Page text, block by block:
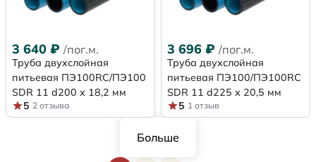
3 640 ₽ /пог.м.
Труба двухслойная
питьевая ПЭ100RC/ПЭ100
SDR 11 d200 х 18,2 мм
5 2 отзыва
3 696 ₽ /пог.м.
Труба двухслойная
питьевая ПЭ100/ПЭ100RC
SDR 11 d225 х 20,5 мм
5 1 отзыв
Больше